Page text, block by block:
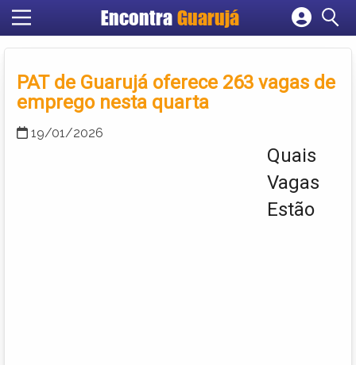
Encontra Guarujá
Cadastrar empresa
Criar conta
PAT de Guarujá oferece 263 vagas de
emprego nesta quarta
19/01/2026
Quais
Vagas
Estão